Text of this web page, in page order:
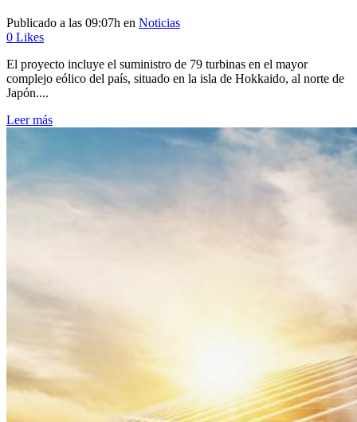
Publicado a las 09:07h en Noticias
0 Likes
El proyecto incluye el suministro de 79 turbinas en el mayor
complejo eólico del país, situado en la isla de Hokkaido, al norte de
Japón....
Leer más